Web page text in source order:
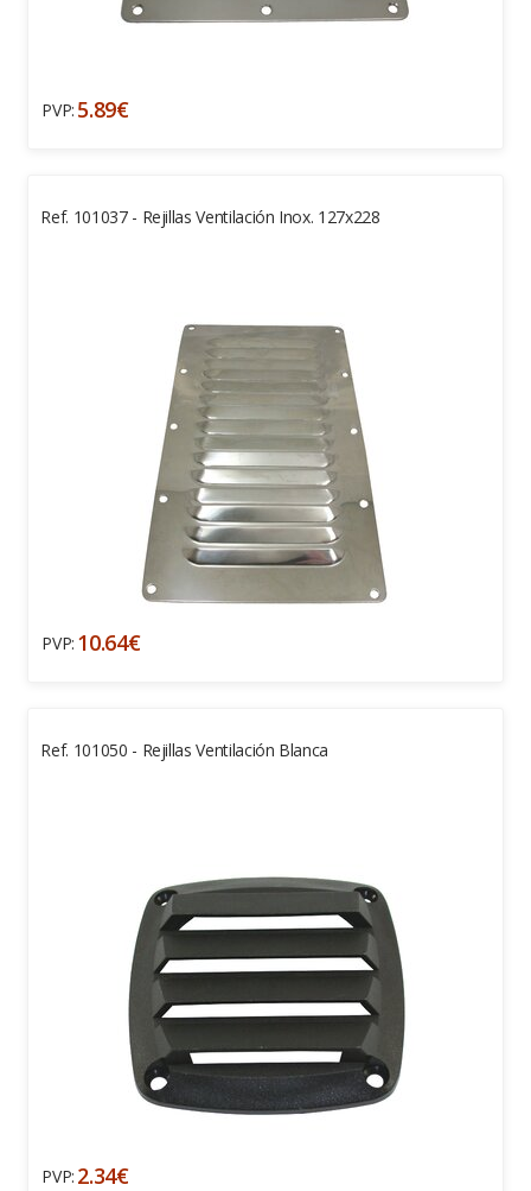
PVP: 5.89€
Ref. 101037 - Rejillas Ventilación Inox. 127x228
PVP: 10.64€
Ref. 101050 - Rejillas Ventilación Blanca
PVP: 2.34€